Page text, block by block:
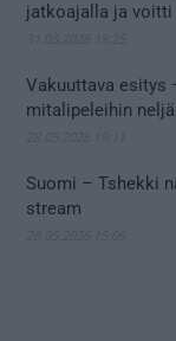
jatkoajalla ja
Vakuuttava esitys
mitalipeleihin
Suomi – Tshekki
stream